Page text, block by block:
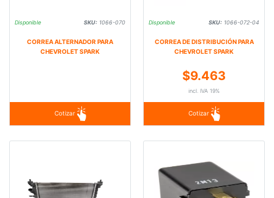
Disponible SKU: 1066-070
CORREA ALTERNADOR PARA
CHEVROLET SPARK
Cotizar
Disponible SKU: 1066-072-04
CORREA DE DISTRIBUCIÓN PARA
CHEVROLET SPARK
$9.463
incl. IVA 19%
Cotizar